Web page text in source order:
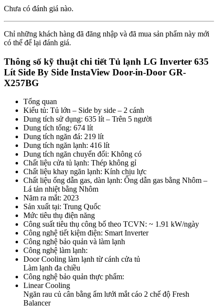
Chưa có đánh giá nào.
Chỉ những khách hàng đã đăng nhập và đã mua sản phẩm này mới
có thể để lại đánh giá.
Thông số kỹ thuật chi tiết Tủ lạnh LG Inverter 635
Lít Side By Side InstaView Door-in-Door GR-
X257BG
Tổng quan
Kiểu tủ: Tủ lớn – Side by side – 2 cánh
Dung tích sử dụng: 635 lít – Trên 5 người
Dung tích tổng: 674 lít
Dung tích ngăn đá: 219 lít
Dung tích ngăn lạnh: 416 lít
Dung tích ngăn chuyển đổi: Không có
Chất liệu cửa tủ lạnh: Thép không gỉ
Chất liệu khay ngăn lạnh: Kính chịu lực
Chất liệu ống dẫn gas, dàn lạnh: Ống dẫn gas bằng Nhôm –
Lá tản nhiệt bằng Nhôm
Năm ra mắt: 2023
Sản xuất tại: Trung Quốc
Mức tiêu thụ điện năng
Công suất tiêu thụ công bố theo TCVN: ~ 1.91 kW/ngày
Công nghệ tiết kiệm điện: Smart Inverter
Công nghệ bảo quản và làm lạnh
Công nghệ làm lạnh:
Door Cooling làm lạnh từ cánh cửa tủ
Làm lạnh đa chiều
Công nghệ bảo quản thực phẩm:
Linear Cooling
Ngăn rau củ cân bằng ẩm lưới mắt cáo 2 chế độ Fresh
Balancer